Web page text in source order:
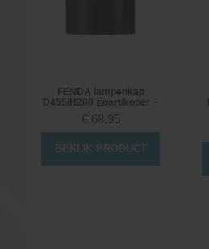
FENDA lampenkap
D455/H280 zwart/koper ~
€ 68,95
BEKIJK PRODUCT